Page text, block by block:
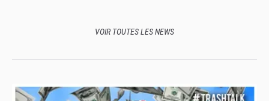
VOIR TOUTES LES NEWS